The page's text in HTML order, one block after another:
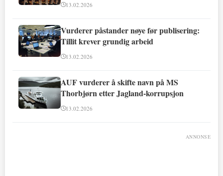
13.02.2026
Vurderer påstander nøye før publisering:
Tillit krever grundig arbeid
13.02.2026
AUF vurderer å skifte navn på MS
Thorbjørn etter Jagland-korrupsjon
13.02.2026
ANNONSE